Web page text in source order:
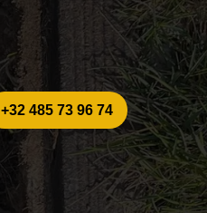
+32 485 73 96 74